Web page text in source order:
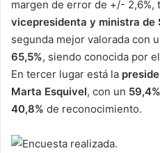
margen de error de +/- 2,6%,
vicepresidenta y ministra de
segunda mejor valorada con
65,5%, siendo conocida por el
En tercer lugar está la
Marta Esquivel, con un 59,4%
40,8% de reconocimiento.